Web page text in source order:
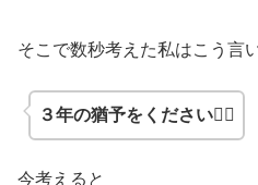
そこで数秒考えた私はこう言
３年の猶予をください🙇‍♀️
今考えると